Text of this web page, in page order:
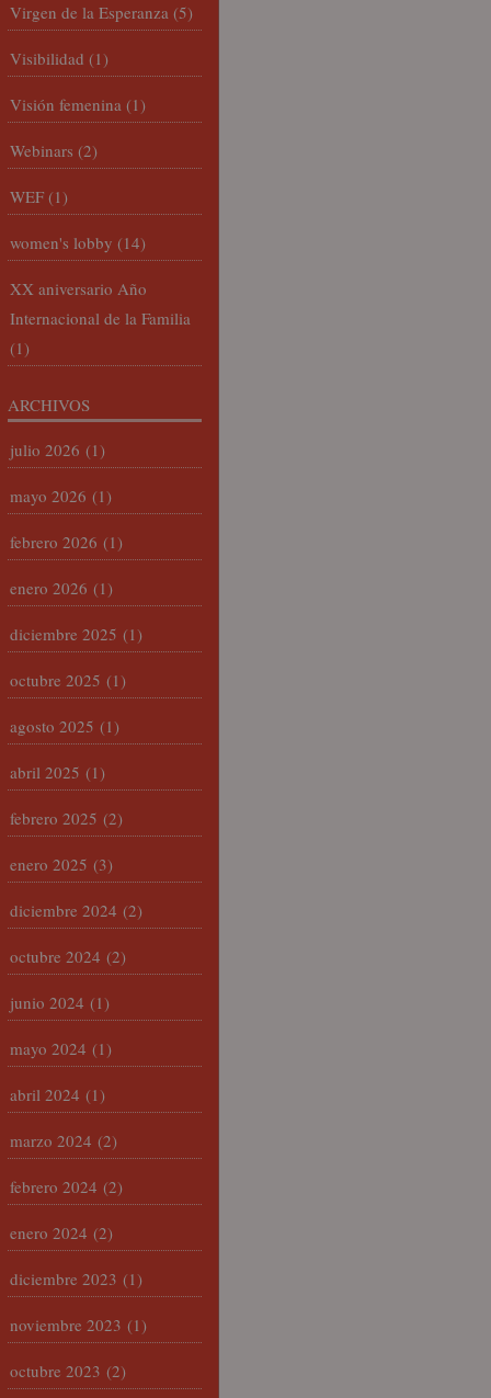
Virgen de la Esperanza (5)
Visibilidad (1)
Visión femenina (1)
Webinars (2)
WEF (1)
women's lobby (14)
XX aniversario Año
Internacional de la Familia
(1)
ARCHIVOS
julio 2026 (1)
mayo 2026 (1)
febrero 2026 (1)
enero 2026 (1)
diciembre 2025 (1)
octubre 2025 (1)
agosto 2025 (1)
abril 2025 (1)
febrero 2025 (2)
enero 2025 (3)
diciembre 2024 (2)
octubre 2024 (2)
junio 2024 (1)
mayo 2024 (1)
abril 2024 (1)
marzo 2024 (2)
febrero 2024 (2)
enero 2024 (2)
diciembre 2023 (1)
noviembre 2023 (1)
octubre 2023 (2)